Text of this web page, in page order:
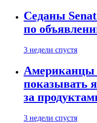
Седаны
по
3 недели спустя
Американцы
показывать
за
3 недели спустя